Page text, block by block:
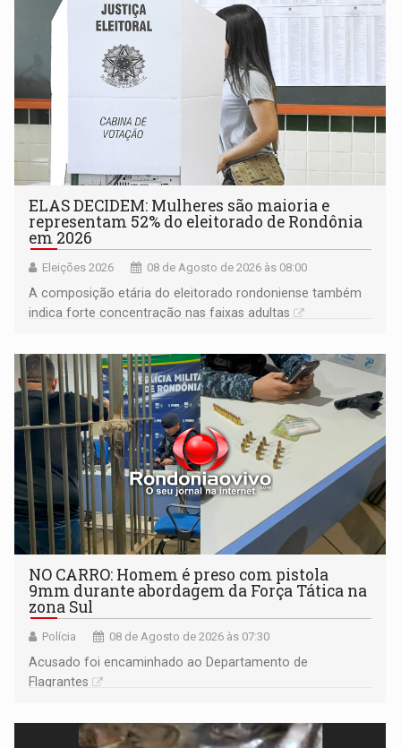
ELAS DECIDEM: Mulheres são maioria e
representam 52% do eleitorado de Rondônia
em 2026
Eleições 2026 08 de Agosto de 2026 às 08:00
A composição etária do eleitorado rondoniense também
indica forte concentração nas faixas adultas
NO CARRO: Homem é preso com pistola
9mm durante abordagem da Força Tática na
zona Sul
Polícia 08 de Agosto de 2026 às 07:30
Acusado foi encaminhado ao Departamento de
Flagrantes